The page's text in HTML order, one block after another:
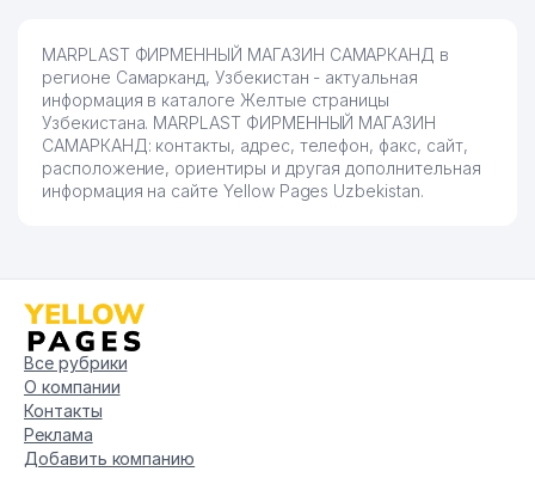
MARPLAST ФИРМЕННЫЙ МАГАЗИН САМАРКАНД в
регионе Самарканд, Узбекистан - актуальная
информация в каталоге Желтые страницы
Узбекистана. MARPLAST ФИРМЕННЫЙ МАГАЗИН
САМАРКАНД: контакты, адрес, телефон, факс, сайт,
расположение, ориентиры и другая дополнительная
информация на сайте Yellow Pages Uzbekistan.
Все рубрики
О компании
Контакты
Реклама
Добавить компанию